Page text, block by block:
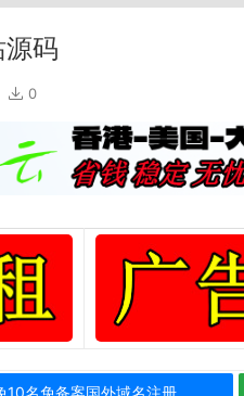
码
0
10名免备案国外域名注册